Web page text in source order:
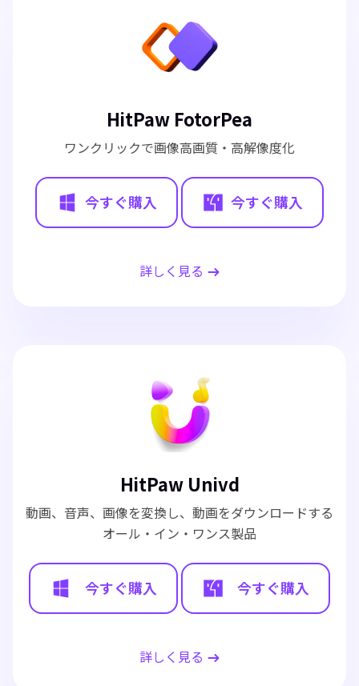
HitPaw FotorPea
ワンクリックで画像高画質・高解像度化
今すぐ購入 今すぐ購入
詳しく見る
HitPaw Univd
動画、音声、画像を変換し、動画をダウンロードする
オール・イン・ワンス製品
今すぐ購入 今すぐ購入
詳しく見る